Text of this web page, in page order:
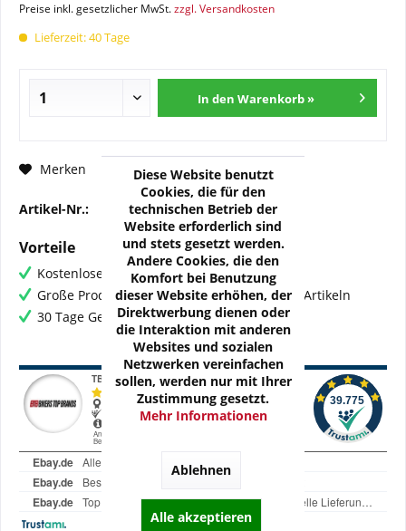
Preise inkl. gesetzlicher MwSt.zzgl. Versandkosten
Lieferzeit: 40 Tage
In den Warenkorb »
Merken Fragen zum Artikel?
Artikel-Nr.: FG-BMW02-K
Vorteile
Kostenloser Versand ab € 60,- Bestellwert
Große Produktauswahl mit mehr als 80.000 Artikeln
30 Tage Geld-Zurück-Garantie
Diese Website benutzt
Cookies, die für den
technischen Betrieb der
Website erforderlich sind
und stets gesetzt werden.
Andere Cookies, die den
Komfort bei Benutzung
dieser Website erhöhen, der
Direktwerbung dienen oder
die Interaktion mit anderen
Websites und sozialen
Netzwerken vereinfachen
sollen, werden nur mit Ihrer
Zustimmung gesetzt.
Mehr Informationen
Ablehnen
Alle akzeptieren